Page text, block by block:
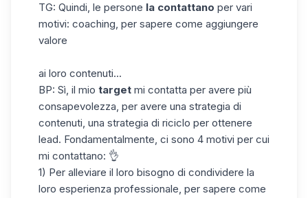
TG: Quindi, le persone la contattano per vari
motivi: coaching, per sapere come aggiungere
valore
ai loro contenuti...
BP: Sì, il mio target mi contatta per avere più
consapevolezza, per avere una strategia di
contenuti, una strategia di riciclo per ottenere
lead. Fondamentalmente, ci sono 4 motivi per cui
mi contattano: 👌
1) Per alleviare il loro bisogno di condividere la
loro esperienza professionale, per sapere come